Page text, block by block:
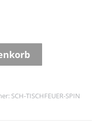
SCH-TISCHFEUER-SPIN